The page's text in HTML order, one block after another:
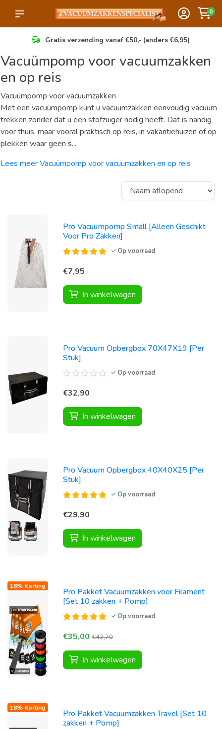
0
Gratis verzending vanaf €50,- (anders €6,95)
Vacuümpomp voor vacuumzakken
en op reis
Vacuümpomp voor vacuumzakken
Met een vacuümpomp kunt u vacuumzakken eenvoudig vacuüm
trekken zonder dat u een stofzuiger nodig heeft. Dat is handig
voor thuis, maar vooral praktisch op reis, in vakantiehuizen of op
plekken waar geen s...
Lees meer Vacuümpomp voor vacuumzakken en op reis
Pro Vacuumpomp Small [Alleen Geschikt
Voor Pro Zakken]
Op voorraad
€7,95
In winkelwagen
Pro Vacuum Opbergbox 70X47X19 [Per
Stuk]
Op voorraad
€32,90
In winkelwagen
Pro Vacuum Opbergbox 40X40X25 [Per
Stuk]
Op voorraad
€29,90
In winkelwagen
18% Korting
Pro Pakket Vacuumzakken voor Filament
[Set 10 zakken + Pomp]
Op voorraad
€35,00 €42,70
In winkelwagen
18% Korting
Pro Pakket Vacuumzakken Travel [Set 10
zakken + Pomp]